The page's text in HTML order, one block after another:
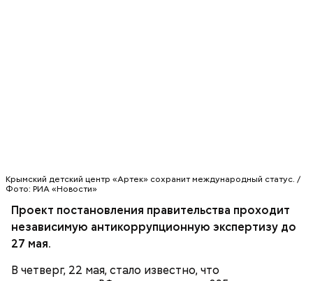
Крымский детский центр «Артек» сохранит международный статус. /
Фото: РИА «Новости»
Проект постановления правительства проходит
независимую антикоррупционную экспертизу до
27 мая.
В четверг, 22 мая, стало известно, что